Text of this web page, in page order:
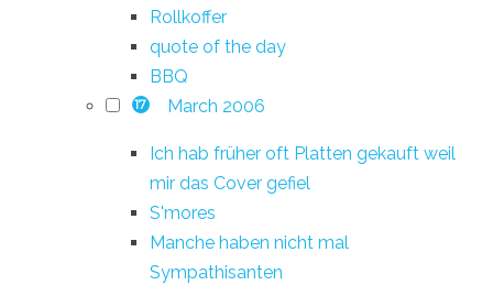
Rollkoffer
quote of the day
BBQ
17 March 2006
Ich hab früher oft Platten gekauft weil
mir das Cover gefiel
S'mores
Manche haben nicht mal
Sympathisanten